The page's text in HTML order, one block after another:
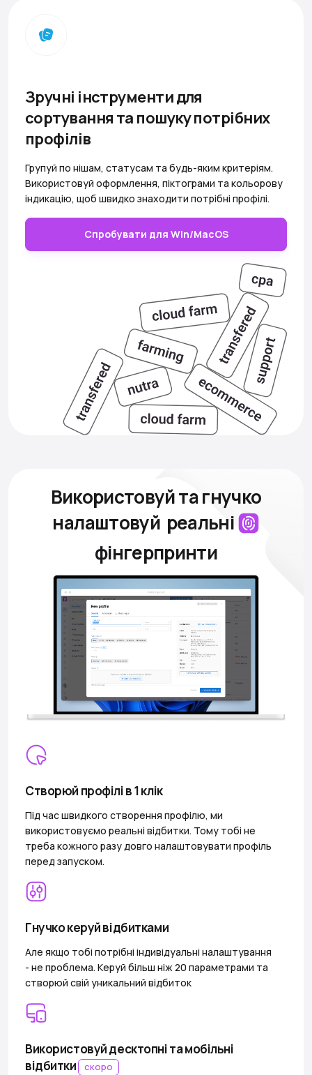
Зручні інструменти для
сортування та пошуку потрібних
профілів
Групуй по нішам, статусам та будь-яким критеріям.
Використовуй оформлення, піктограми та кольорову
індикацію, щоб швидко знаходити потрібні профілі.
Спробувати для Win/MacOS
Використовуй та гнучко
налаштовуй реальні
фінгерпринти
Створюй профілі в 1 клік
Під час швидкого створення профілю, ми
використовуємо реальні відбитки. Тому тобі не
треба кожного разу довго налаштовувати профіль
перед запуском.
Гнучко керуй відбитками
Але якщо тобі потрібні індивідуальні налаштування
- не проблема. Керуй більш ніж 20 параметрами та
створюй свій уникальний відбиток
Використовуй десктопні та мобільні
відбитки скоро